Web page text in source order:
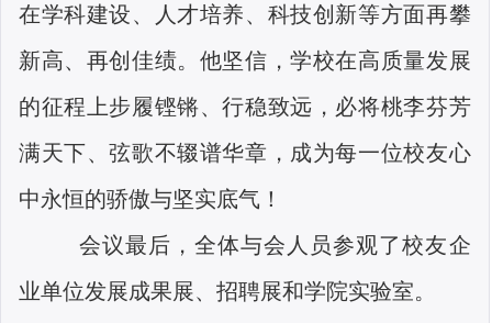
在学科建设、人才培养、科技创新等方面再攀
新高、再创佳绩。他坚信，学校在高质量发展
的征程上步履铿锵、行稳致远，必将桃李芬芳
满天下、弦歌不辍谱华章，成为每一位校友心
中永恒的骄傲与坚实底气！
会议最后，全体与会人员参观了校友企
业单位发展成果展、招聘展和学院实验室。